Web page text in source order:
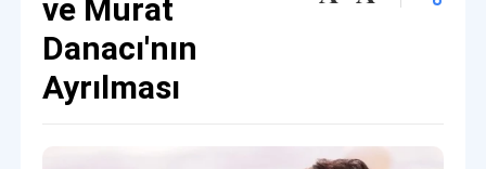
ve Murat
Danacı'nın
Ayrılması